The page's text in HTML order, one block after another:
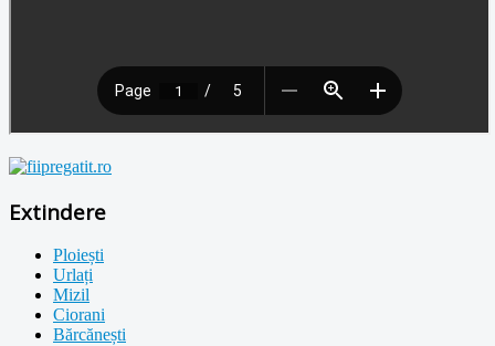
Extindere
Ploiești
Urlați
Mizil
Ciorani
Bărcănești